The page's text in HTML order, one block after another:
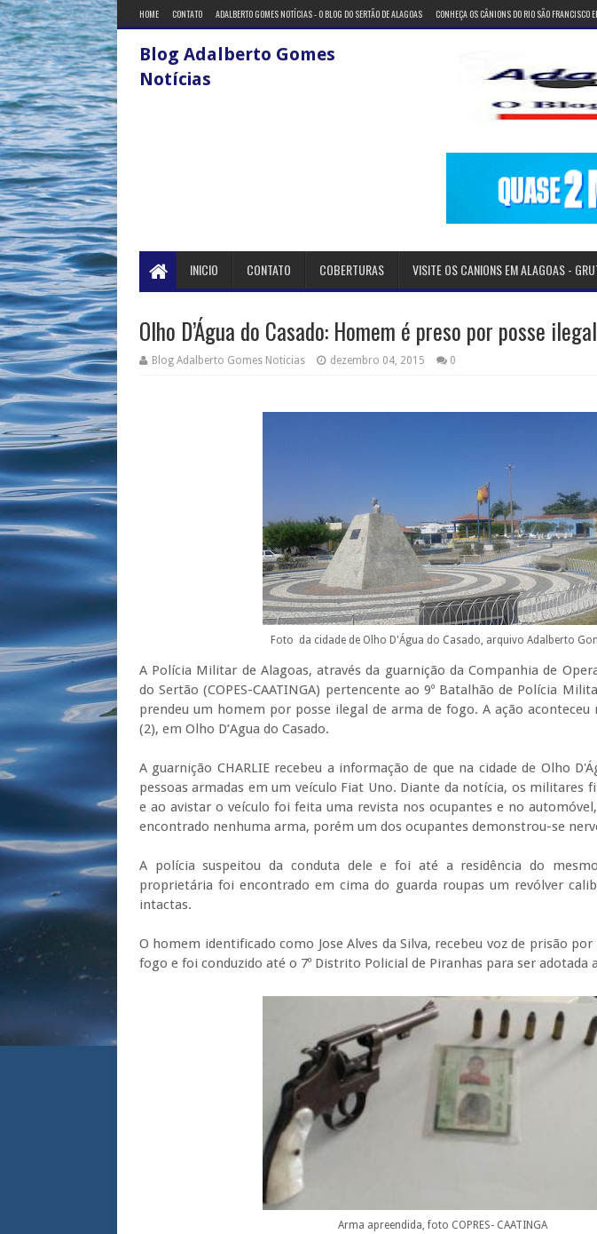
HOME CONTATO ADALBERTO GOMES NOTÍCIAS - O BLOG DO SERTÃO DE ALAGOAS CONHEÇA OS CÂNIONS DO RIO SÃO FRANCISCO
Blog Adalberto Gomes
Notícias
INICIO CONTATO COBERTURAS VISITE OS CANIONS EM ALAGOAS -
Olho D’Água do Casado: Homem é preso por posse
Blog Adalberto Gomes Noticias dezembro 04, 2015 0
Foto da cidade de Olho D'Água do Casado, arquivo Adalberto
A Polícia Militar de Alagoas, através da guarnição da Companhia de
do Sertão (COPES-CAATINGA) pertencente ao 9º Batalhão de Polícia
prendeu um homem por posse ilegal de arma de fogo. A ação aconteceu
(2), em Olho D’Agua do Casado.
A guarnição CHARLIE recebeu a informação de que na cidade de Olho
pessoas armadas em um veículo Fiat Uno. Diante da notícia, os militares
e ao avistar o veículo foi feita uma revista nos ocupantes e no
encontrado nenhuma arma, porém um dos ocupantes demonstrou-se
A polícia suspeitou da conduta dele e foi até a residência do
proprietária foi encontrado em cima do guarda roupas um revólver
intactas.
O homem identificado como Jose Alves da Silva, recebeu voz de prisão
fogo e foi conduzido até o 7º Distrito Policial de Piranhas para ser adotada
Arma apreendida, foto COPRES- CAATINGA